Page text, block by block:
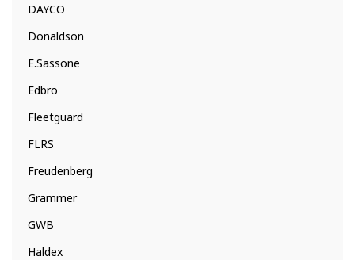
DAYCO
Donaldson
E.Sassone
Edbro
Fleetguard
FLRS
Freudenberg
Grammer
GWB
Haldex